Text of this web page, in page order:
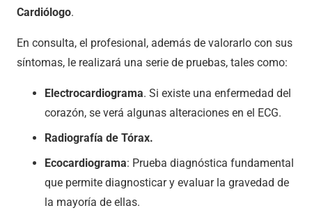
Cardiólogo.
En consulta, el profesional, además de valorarlo con sus
síntomas, le realizará una serie de pruebas, tales como:
Electrocardiograma. Si existe una enfermedad del
corazón, se verá algunas alteraciones en el ECG.
Radiografía de Tórax.
Ecocardiograma: Prueba diagnóstica fundamental
que permite diagnosticar y evaluar la gravedad de
la mayoría de ellas.